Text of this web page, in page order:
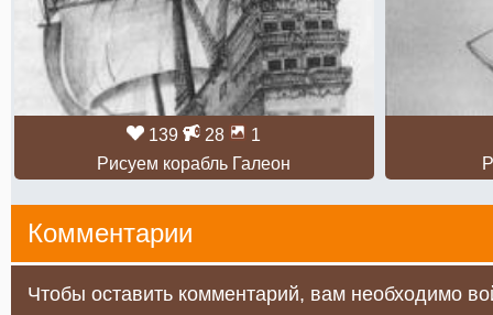
139 28
1
Рисуем корабль Галеон
Комментарии
Чтобы оставить комментарий, вам необходимо